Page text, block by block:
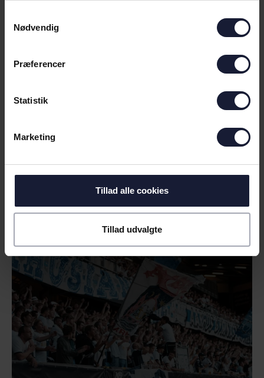
Nødvendig
Præferencer
Statistik
Marketing
Tillad alle cookies
Tillad udvalgte
SEJR I FØRSTE OMGANG I CL-
KVALIFIKATIONEN